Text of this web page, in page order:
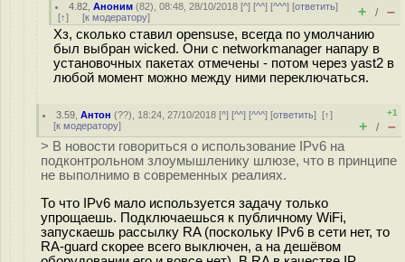
4.82 ,Аноним (82), 08:48, 28/10/2018 [^] [^^] [^^^] [ответить]
[↑] [к модератору] + / –
Хз, сколько ставил opensuse, всегда по умолчанию
был выбран wicked. Они с networkmanager напару в
установочных пакетах отмечены - потом через yast2 в
любой момент можно между ними переключаться.
3.59 ,Антон (??), 18:24, 27/10/2018 [^] [^^] [^^^] [ответить][↑]
[к модератору]
+1
+ / –
> В новости говориться о использование IPv6 на
подконтрольном злоумышленику шлюзе, что в принципе
не выполнимо в современных реалиях.
То что IPv6 мало используется задачу только
упрощаешь. Подключаешься к публичному WiFi,
запускаешь рассылку RA (поскольку IPv6 в сети нет, то
RA-guard скорее всего выключен, а на дешёвом